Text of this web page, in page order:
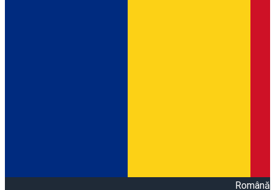
Română